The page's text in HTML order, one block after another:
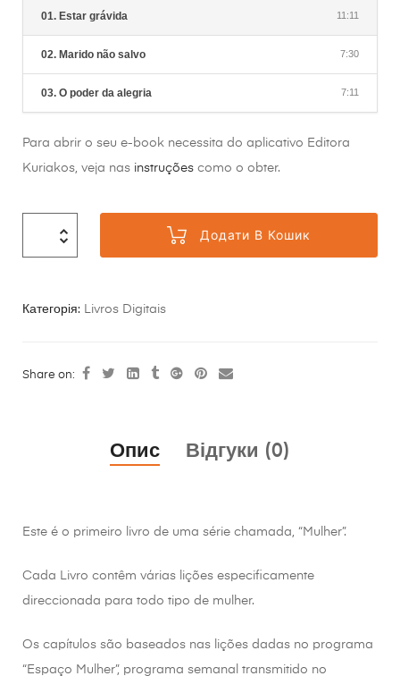
01. Estar grávida 11:11
02. Marido não salvo 7:30
03. O poder da alegria 7:11
Para abrir o seu e-book necessita do aplicativo Editora
Kuriakos, veja nas instruções como o obter.
Додати В Кошик
Категорія: Livros Digitais
Share on:
Опис Відгуки (0)
Este é o primeiro livro de uma série chamada, “Mulher”.
Cada Livro contêm várias lições especificamente
direccionada para todo tipo de mulher.
Os capítulos são baseados nas lições dadas no programa
“Espaço Mulher”, programa semanal transmitido no